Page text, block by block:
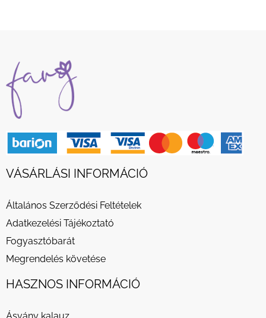
VÁSÁRLÁSI INFORMÁCIÓ
Általános Szerződési Feltételek
Adatkezelési Tájékoztató
Fogyasztóbarát
Megrendelés követése
HASZNOS INFORMÁCIÓ
Ásvány kalauz